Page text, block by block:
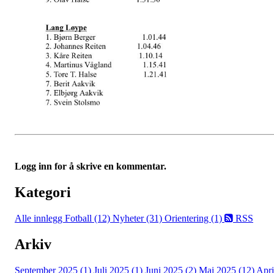
Logg inn for å skrive en kommentar.
Kategori
Alle innlegg Fotball (12) Nyheter (31) Orientering (1) RSS
Arkiv
September 2025 (1) Juli 2025 (1) Juni 2025 (2) Mai 2025 (12)